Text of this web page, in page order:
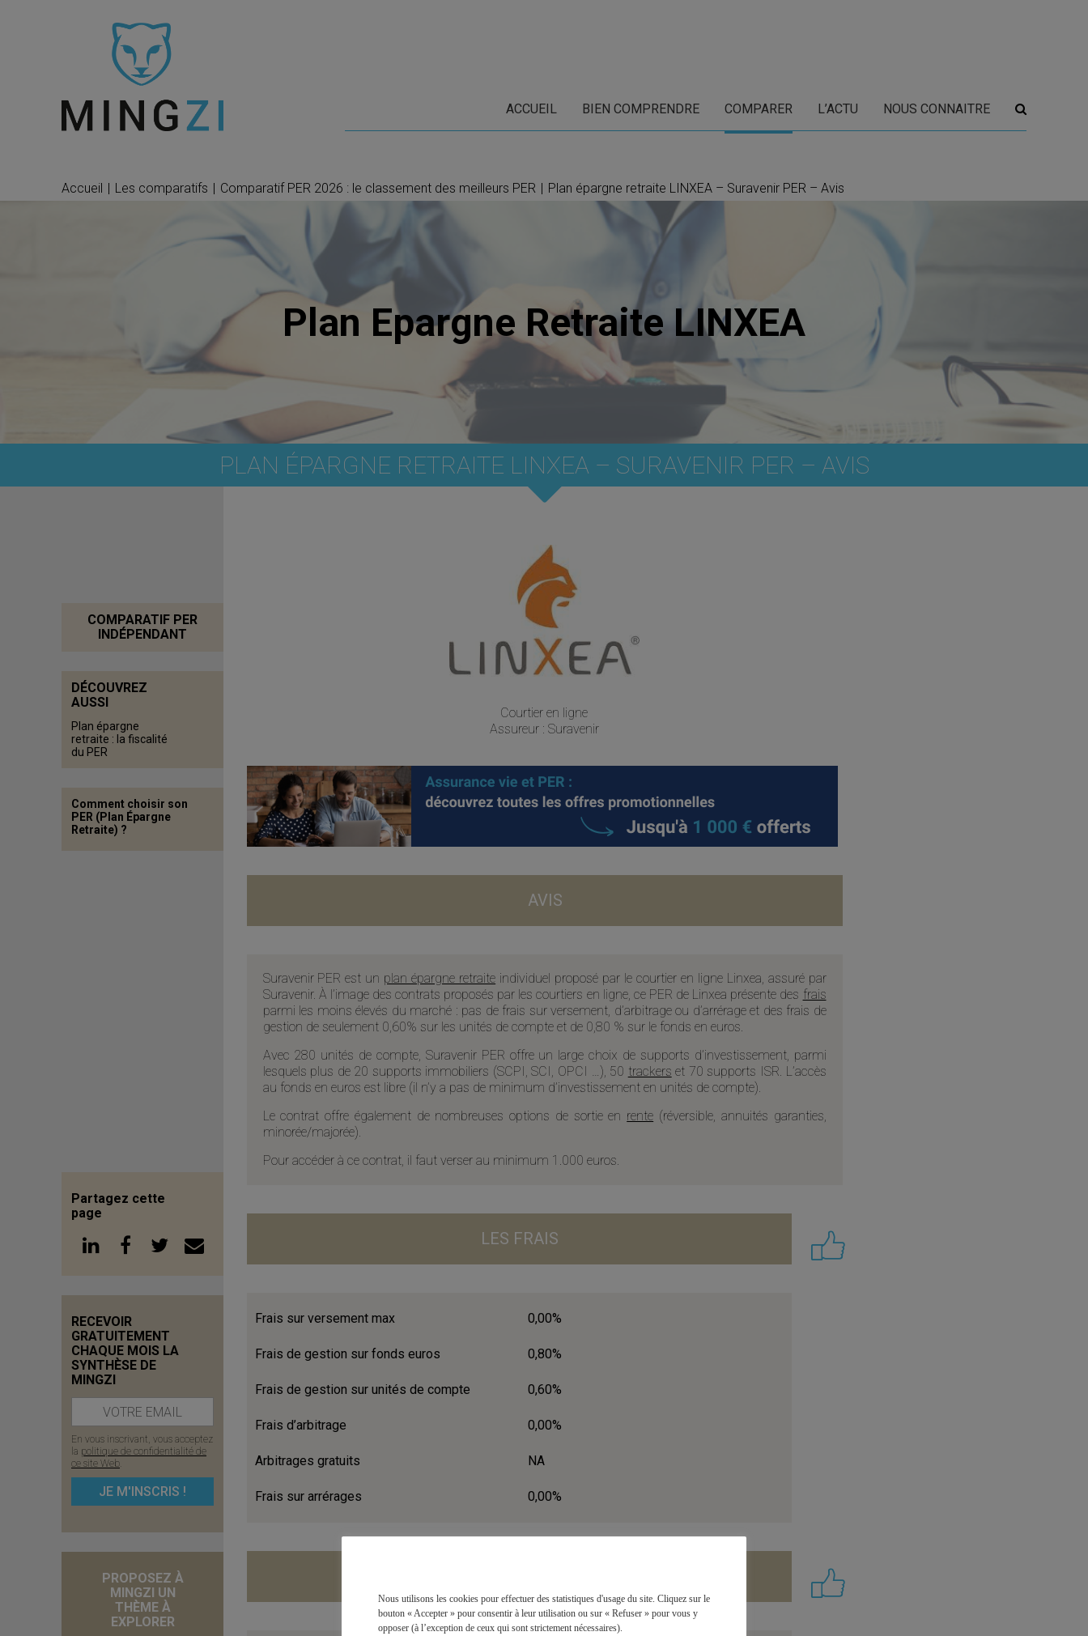
ACCUEIL BIEN COMPRENDRE COMPARER L’ACTU NOUS CONNAITRE
Accueil | Les comparatifs | Comparatif PER 2026 : le classement des meilleurs PER | Plan épargne retraite LINXEA – Suravenir PER – Avis
Plan Epargne Retraite LINXEA
PLAN ÉPARGNE RETRAITE LINXEA – SURAVENIR PER – AVIS
Courtier en ligne
Assureur : Suravenir
AVIS
Suravenir PER est un plan épargne retraite individuel proposé par le courtier en ligne Linxea, assuré par
Suravenir. À l’image des contrats proposés par les courtiers en ligne, ce PER de Linxea présente des frais
parmi les moins élevés du marché : pas de frais sur versement, d’arbitrage ou d’arrérage et des frais de
gestion de seulement 0,60% sur les unités de compte et de 0,80 % sur le fonds en euros.
Avec 280 unités de compte, Suravenir PER offre un large choix de supports d’investissement, parmi
lesquels plus de 20 supports immobiliers (SCPI, SCI, OPCI …), 50 trackers et 70 supports ISR. L’accès
au fonds en euros est libre (il n’y a pas de minimum d’investissement en unités de compte).
Le contrat offre également de nombreuses options de sortie en rente (réversible, annuités garanties,
minorée/majorée).
Pour accéder à ce contrat, il faut verser au minimum 1.000 euros.
LES FRAIS
Frais sur versement max 0,00%
Frais de gestion sur fonds euros 0,80%
Frais de gestion sur unités de compte 0,60%
Frais d’arbitrage 0,00%
Arbitrages gratuits NA
Frais sur arrérages 0,00%
COMPARATIF PER
INDÉPENDANT
DÉCOUVREZ
AUSSI
Plan épargne
retraite : la fiscalité
du PER
Comment choisir son
PER (Plan Épargne
Retraite) ?
Partagez cette
page
RECEVOIR
GRATUITEMENT
CHAQUE MOIS LA
SYNTHÈSE DE
MINGZI
En vous inscrivant, vous acceptez
la politique de confidentialité de
ce site Web.
PROPOSEZ À
MINGZI UN
THÈME À
EXPLORER
Nous utilisons les cookies pour effectuer des statistiques d'usage du site. Cliquez sur le
bouton « Accepter » pour consentir à leur utilisation ou sur « Refuser » pour vous y
opposer (à l’exception de ceux qui sont strictement nécessaires).